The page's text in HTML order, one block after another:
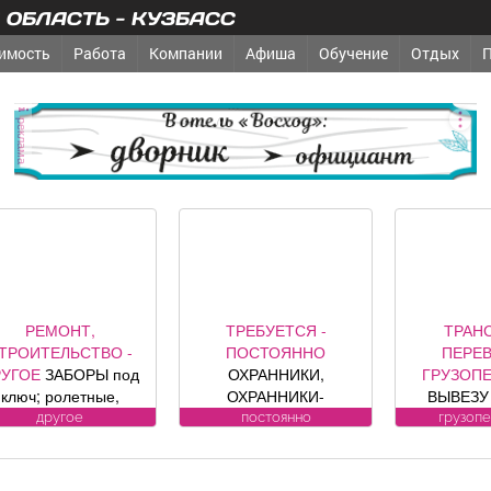
- КУЗБАСС
Работа Компании Афиша Обучение Отдых
реклама
РЕМОНТ,
-
ЗАБОРЫ под
ключ; ролетные,
ворота (от
представителя
другое
ТРЕБУЕТСЯ -
ПОСТОЯННО
ОХРАННИКИ,
ОХРАННИКИ-
ВОДИТЕЛИ Требования
Условия:
постоянно
ВЫВЕЗУ